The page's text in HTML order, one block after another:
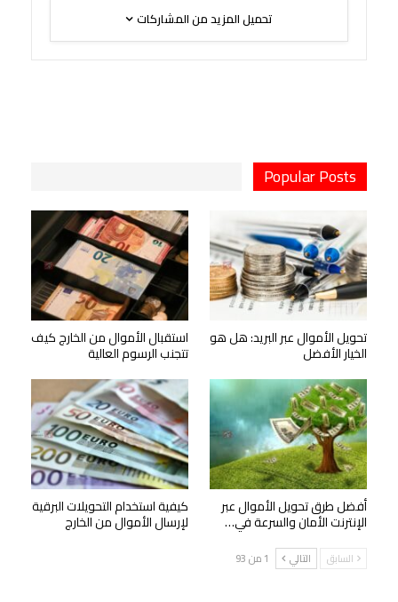
تحميل المزيد من المشاركات
Popular Posts
تحويل الأموال عبر البريد: هل هو
الخيار الأفضل
استقبال الأموال من الخارج كيف
تتجنب الرسوم العالية
أفضل طرق تحويل الأموال عبر
الإنترنت الأمان والسرعة في…
كيفية استخدام التحويلات البرقية
لإرسال الأموال من الخارج
السابق التالي 1 من 93